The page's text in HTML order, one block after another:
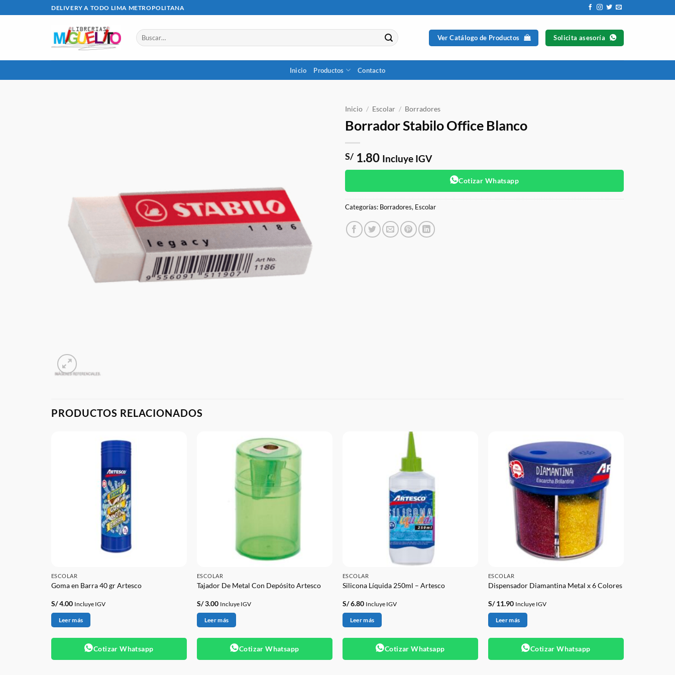
al
DELIVERY A TODO LIMA METROPOLITANA
Buscar
por:
Ver Catálogo de Productos Solicita asesoría
Inicio Productos Contacto
Inicio / Escolar / Borradores
Borrador Stabilo Office Blanco
S/ 1.80 Incluye IGV
Cotizar Whatsapp
Categorías: Borradores, Escolar
PRODUCTOS RELACIONADOS
ESCOLAR
Goma en Barra 40 gr Artesco
S/4.00 Incluye IGV
Leer más
Cotizar Whatsapp
ESCOLAR
Tajador De Metal Con Depósito Artesco
S/3.00 Incluye IGV
Leer más
Cotizar Whatsapp
ESCOLAR
Silicona Líquida 250ml – Artesco
S/6.80 Incluye IGV
Leer más
Cotizar Whatsapp
ESCOLAR
Dispensador Diamantina Metal x 6 Colores
S/11.90 Incluye IGV
Leer más
Cotizar Whatsapp